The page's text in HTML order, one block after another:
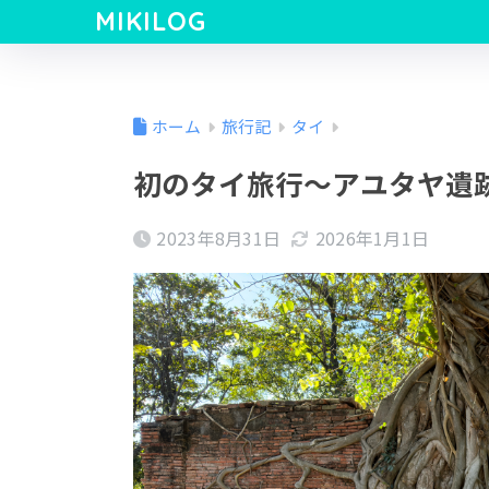
MIKILOG
ホーム 旅行記 タイ
初のタイ旅行～アユタヤ遺
2023年8月31日 2026年1月1日